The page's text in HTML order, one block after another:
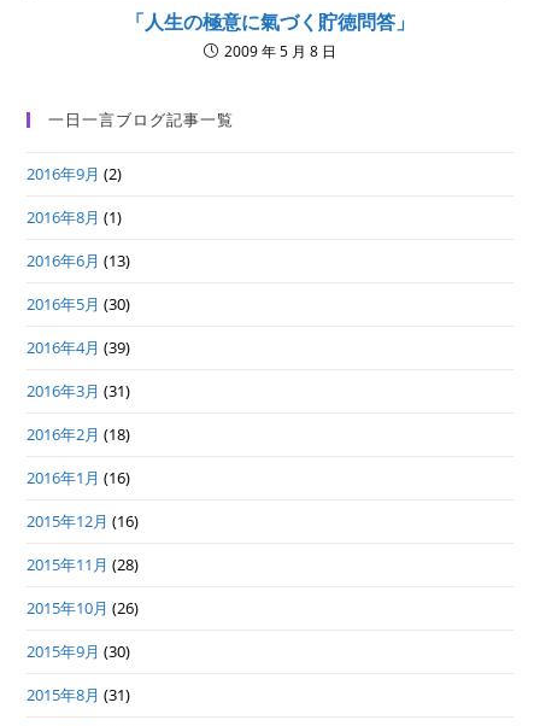
「人生の極意に氣づく貯徳問答」
2009 年 5 月 8 日
一日一言ブログ記事一覧
2016年9月 (2)
2016年8月 (1)
2016年6月 (13)
2016年5月 (30)
2016年4月 (39)
2016年3月 (31)
2016年2月 (18)
2016年1月 (16)
2015年12月 (16)
2015年11月 (28)
2015年10月 (26)
2015年9月 (30)
2015年8月 (31)